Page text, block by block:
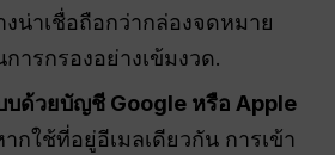
น่าเชื่อถือกว่ากล่องจดหมาย
ารกรองอย่างเข้มงวด.
บด้วยบัญชี Google หรือ Apple
ากใช้ที่อยู่อีเมลเดียวกัน การเข้า